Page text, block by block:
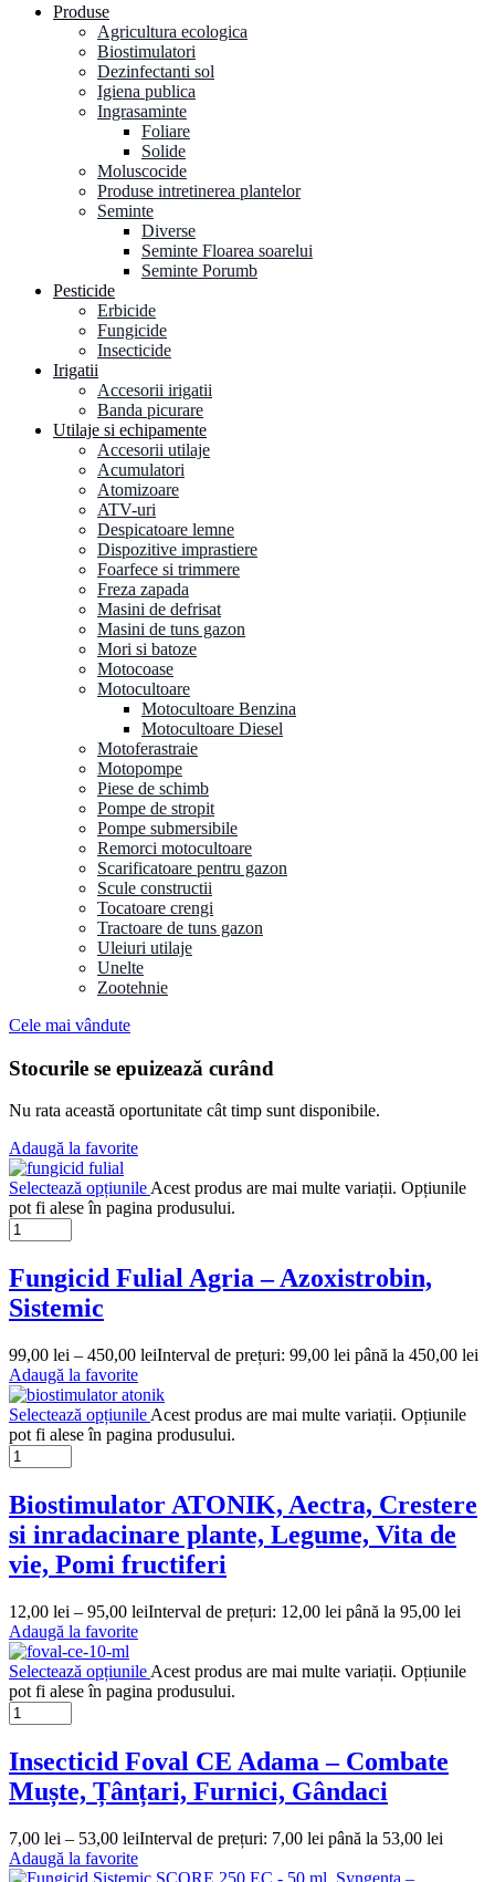
Produse
Agricultura ecologica
Biostimulatori
Dezinfectanti sol
Igiena publica
Ingrasaminte
Foliare
Solide
Moluscocide
Produse intretinerea plantelor
Seminte
Diverse
Seminte Floarea soarelui
Seminte Porumb
Pesticide
Erbicide
Fungicide
Insecticide
Irigatii
Accesorii irigatii
Banda picurare
Utilaje si echipamente
Accesorii utilaje
Acumulatori
Atomizoare
ATV-uri
Despicatoare lemne
Dispozitive imprastiere
Foarfece si trimmere
Freza zapada
Masini de defrisat
Masini de tuns gazon
Mori si batoze
Motocoase
Motocultoare
Motocultoare Benzina
Motocultoare Diesel
Motoferastraie
Motopompe
Piese de schimb
Pompe de stropit
Pompe submersibile
Remorci motocultoare
Scarificatoare pentru gazon
Scule constructii
Tocatoare crengi
Tractoare de tuns gazon
Uleiuri utilaje
Unelte
Zootehnie
Cele mai vândute
Stocurile se epuizează curând
Nu rata această oportunitate cât timp sunt disponibile.
Adaugă la favorite
Selectează opțiunile Acest produs are mai multe variații. Opțiunile
pot fi alese în pagina produsului.
Fungicid Fulial Agria – Azoxistrobin,
Sistemic
99,00 lei – 450,00 leiInterval de prețuri: 99,00 lei până la 450,00 lei
Adaugă la favorite
Selectează opțiunile Acest produs are mai multe variații. Opțiunile
pot fi alese în pagina produsului.
Biostimulator ATONIK, Aectra, Crestere
si inradacinare plante, Legume, Vita de
vie, Pomi fructiferi
12,00 lei – 95,00 leiInterval de prețuri: 12,00 lei până la 95,00 lei
Adaugă la favorite
Selectează opțiunile Acest produs are mai multe variații. Opțiunile
pot fi alese în pagina produsului.
Insecticid Foval CE Adama – Combate
Muște, Țânțari, Furnici, Gândaci
7,00 lei – 53,00 leiInterval de prețuri: 7,00 lei până la 53,00 lei
Adaugă la favorite